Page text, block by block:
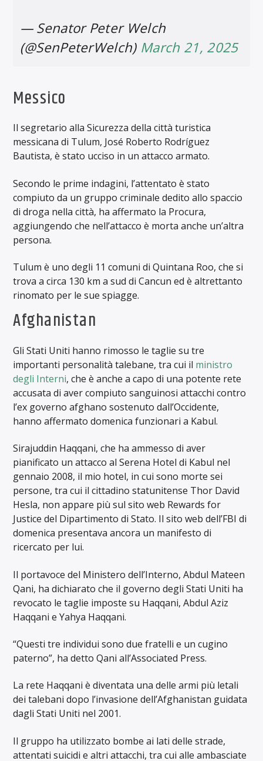
— Senator Peter Welch
(@SenPeterWelch) March 21, 2025
Messico
Il segretario alla Sicurezza della città turistica
messicana di Tulum, José Roberto Rodríguez
Bautista, è stato ucciso in un attacco armato.
Secondo le prime indagini, l’attentato è stato
compiuto da un gruppo criminale dedito allo spaccio
di droga nella città, ha affermato la Procura,
aggiungendo che nell’attacco è morta anche un’altra
persona.
Tulum è uno degli 11 comuni di Quintana Roo, che si
trova a circa 130 km a sud di Cancun ed è altrettanto
rinomato per le sue spiagge.
Afghanistan
Gli Stati Uniti hanno rimosso le taglie su tre
importanti personalità talebane, tra cui il ministro
degli Interni, che è anche a capo di una potente rete
accusata di aver compiuto sanguinosi attacchi contro
l’ex governo afghano sostenuto dall’Occidente,
hanno affermato domenica funzionari a Kabul.
Sirajuddin Haqqani, che ha ammesso di aver
pianificato un attacco al Serena Hotel di Kabul nel
gennaio 2008, il mio hotel, in cui sono morte sei
persone, tra cui il cittadino statunitense Thor David
Hesla, non appare più sul sito web Rewards for
Justice del Dipartimento di Stato. Il sito web dell’FBI di
domenica presentava ancora un manifesto di
ricercato per lui.
Il portavoce del Ministero dell’Interno, Abdul Mateen
Qani, ha dichiarato che il governo degli Stati Uniti ha
revocato le taglie imposte su Haqqani, Abdul Aziz
Haqqani e Yahya Haqqani.
“Questi tre individui sono due fratelli e un cugino
paterno”, ha detto Qani all’Associated Press.
La rete Haqqani è diventata una delle armi più letali
dei talebani dopo l’invasione dell’Afghanistan guidata
dagli Stati Uniti nel 2001.
Il gruppo ha utilizzato bombe ai lati delle strade,
attentati suicidi e altri attacchi, tra cui alle ambasciate